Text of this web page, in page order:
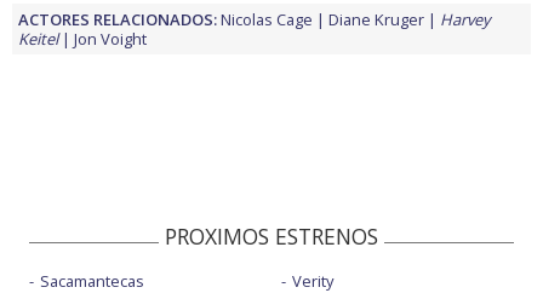
ACTORES RELACIONADOS:Nicolas Cage Diane Kruger
Harvey
Keitel
Jon Voight
PROXIMOS ESTRENOS
Sacamantecas
Verity